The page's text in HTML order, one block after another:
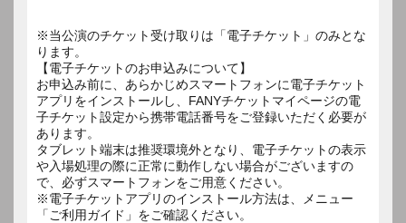
※当公演のチケット受け取りは「電子チケット」のみとな
ります。
【電子チケットのお申込みについて】
お申込み前に、あらかじめスマートフォンに電子チケット
アプリをインストールし、FANYチケットマイページの電
子チケット設定から携帯電話番号をご登録いただく必要が
あります。
タブレット端末は推奨環境外となり、電子チケットの表示
や入場処理の際に正常に動作しない場合がございますの
で、必ずスマートフォンをご用意ください。
※電子チケットアプリのインストール方法は、メニュー
「ご利用ガイド」をご確認ください。